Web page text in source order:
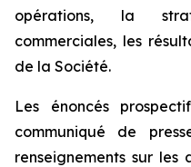
opérations, la
commerciales, les
de la Société.
Les énoncés
communiqué de
renseignements sur